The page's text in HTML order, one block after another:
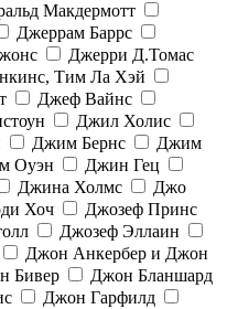
Макдермотт
Джеррам Баррс
Джерри Д.Томас
Тим Ла Хэй
Джеф Вайнс
Джил Холис
Джим Бернс
Джим
Оуэн
Джин Гец
Джина Холмс
Джо
Хоч
Джозеф Принс
Джозеф Эллаин
Джон Анкербер и Джон
Бивер
Джон Бланшард
Джон Гарфилд